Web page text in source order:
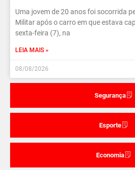
Segurança
Esporte
Economia
Uma jovem de 20 anos foi socorrida
Militar após o carro em que estava
sexta-feira (7), na
LEIA MAIS »
08/08/2026